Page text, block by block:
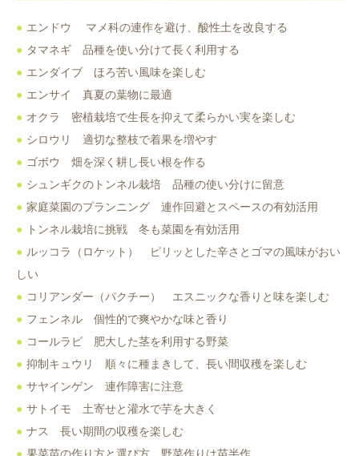
エンドウ マメ科の連作を避け、酸性土を改良する
タマネギ 品種を使い分けて長く利用する
エンダイブ ほろ苦い風味を楽しむ
エンサイ 真夏の葉物に最適
オクラ 密植栽培で生長を抑えて柔らかい実を楽しむ
シロウリ 適切な整枝で着果を増やす
ゴボウ 畑を深く耕し長い根を作る
シュンギクのトンネル栽培 品種の使い分けに留意
家庭菜園のプランニング 連作回避とスペースの有効活用
トンネル栽培に挑戦 冬も菜園を有効活用
ルッコラ（ロケット） ピリッとした辛さとゴマの風味がおい
しい
コリアンダー（パクチー） エスニックな香りと味を楽しむ
フェンネル 個性的で爽やかな味と香り
コールラビ 肥大した茎を利用する野菜
抑制キュウリ 順々に種まきして、長い間収穫を楽しむ
サヤインゲン 連作障害に注意
サトイモ 土寄せと灌水で芋を大きく
ナス 長い期間の収穫を楽しむ